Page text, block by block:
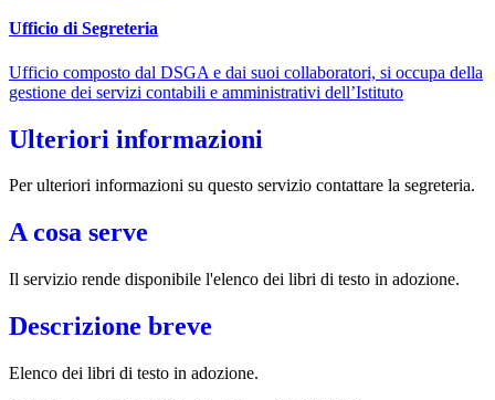
Ufficio di Segreteria
Ufficio composto dal DSGA e dai suoi collaboratori, si occupa della
gestione dei servizi contabili e amministrativi dell’Istituto
Ulteriori informazioni
Per ulteriori informazioni su questo servizio contattare la segreteria.
A cosa serve
Il servizio rende disponibile l'elenco dei libri di testo in adozione.
Descrizione breve
Elenco dei libri di testo in adozione.